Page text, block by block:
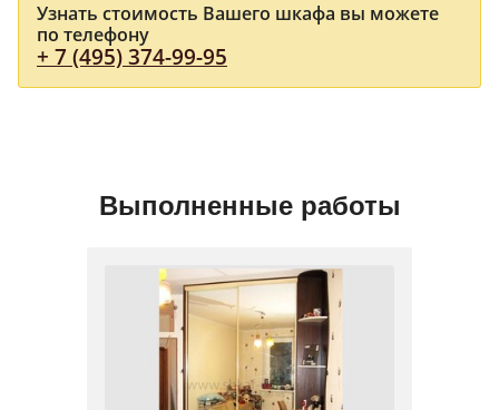
Узнать стоимость Вашего шкафа вы можете
по телефону
+ 7 (495) 374-99-95
Выполненные работы